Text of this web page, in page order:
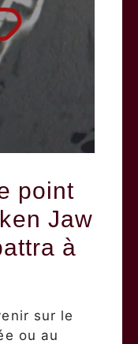
point
Jaw
à
sur le
ou au